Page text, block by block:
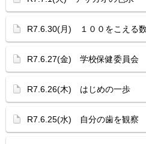
R7.6.30(月) １００をこえる数
R7.6.27(金) 学校保健委員会
R7.6.26(木) はじめの一歩
R7.6.25(水) 自分の歯を観察